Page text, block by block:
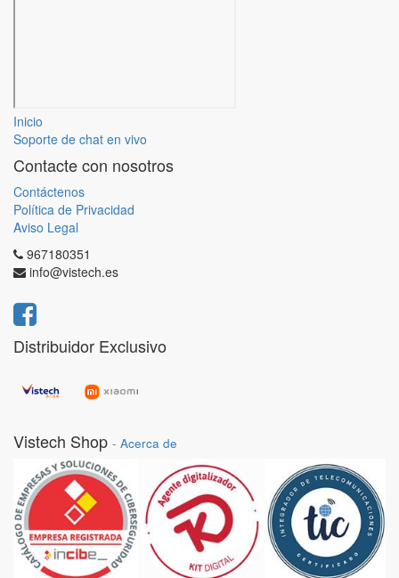
Inicio
Soporte de chat en vivo
Contacte con nosotros
Contáctenos
Política de Privacidad
Aviso Legal
967180351
info@vistech.es
Distribuidor Exclusivo
Vistech Shop - Acerca de